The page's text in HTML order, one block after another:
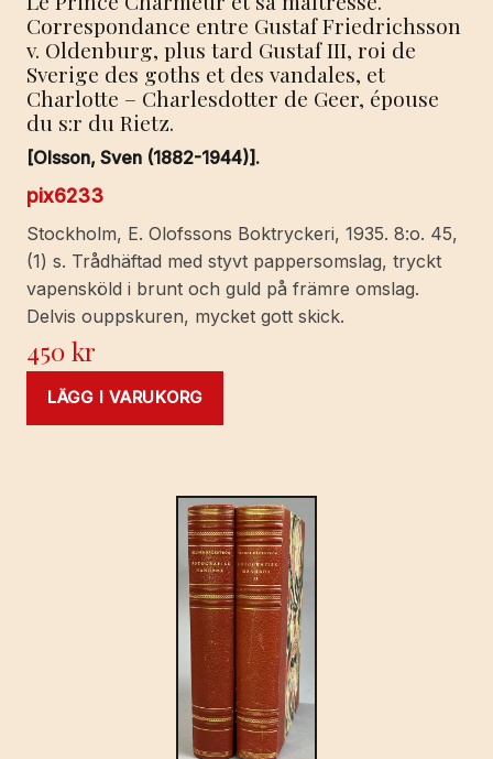
Correspondance entre Gustaf Friedrichsson
v. Oldenburg, plus tard Gustaf III, roi de
Sverige des goths et des vandales, et
Charlotte – Charlesdotter de Geer, épouse
du s:r du Rietz.
[Olsson, Sven (1882-1944)].
pix6233
Stockholm, E. Olofssons Boktryckeri, 1935. 8:o. 45,
(1) s. Trådhäftad med styvt pappersomslag, tryckt
vapensköld i brunt och guld på främre omslag.
Delvis ouppskuren, mycket gott skick.
450kr
LÄGG I VARUKORG